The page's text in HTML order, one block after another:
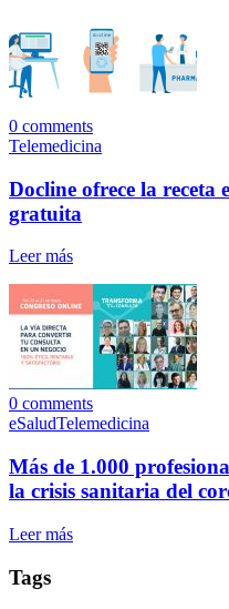
0 comments
Telemedicina
Docline ofrece la
gratuita
Leer más
0 comments
eSaludTelemedicina
Más de 1.000
la crisis sanitaria del
Leer más
Tags